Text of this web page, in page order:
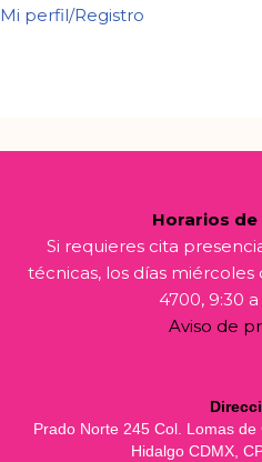
Mi perfil/Registro
Horarios
Si requieres cita
técnicas, los días
4700, 9:30 a
Aviso de
Prado Norte 245 Col. Lomas
Hidalgo CDMX,